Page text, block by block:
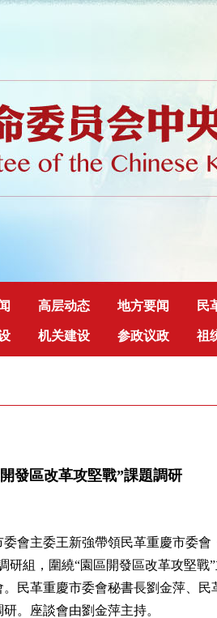
高层动态 地方要闻 民
机关建设 参政议政 祖
發區改革攻堅戰”課題調研
會主委王新強帶領民革重慶市委會
研組，圍繞“園區開發區改革攻堅戰
民革重慶市委會秘書長劉金萍、民
。座談會由劉金萍主持。